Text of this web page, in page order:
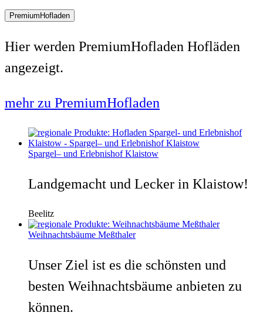
PremiumHofladen
Hier werden PremiumHofladen Hofläden
angezeigt.
mehr zu PremiumHofladen
Spargel– und Erlebnishof Klaistow
Landgemacht und Lecker in Klaistow!
Beelitz
Weihnachtsbäume Meßthaler
Unser Ziel ist es die schönsten und
besten Weihnachtsbäume anbieten zu
können.